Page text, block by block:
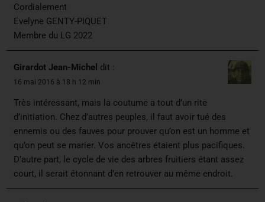
Cordialement
Evelyne GENTY-PIQUET
Membre du LG 2022
Girardot Jean-Michel dit :
16 mai 2016 à 18 h 12 min
Très intéressant, mais la coutume a tout d’un rite
d’initiation. Chez d’autres peuples, il faut avoir tué des
ennemis ou des fauves pour prouver qu’on est un homme et
qu’on peut se marier. Vos ancêtres étaient plus pacifiques.
D’autre part, le cycle de vie des arbres fruitiers étant assez
court, il serait étonnant d’en retrouver au même endroit.